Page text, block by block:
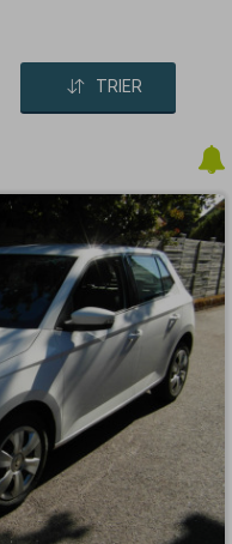
TRIER